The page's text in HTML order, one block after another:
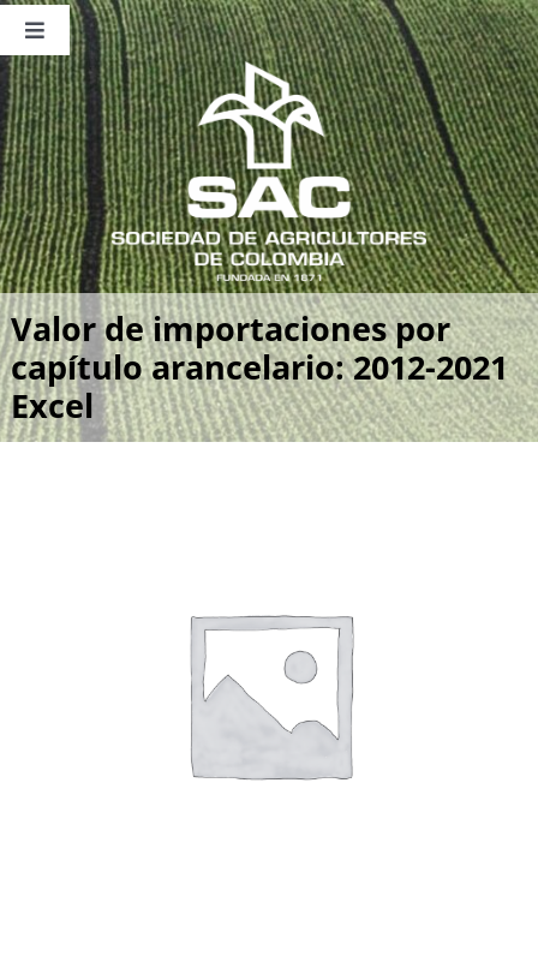
Saltar
contenido
Toggle
Navigation
Nosotros
Publicaciones
Sala de Prensa
Eventos
Valor de importaciones por
capítulo arancelario: 2012-2021
Excel